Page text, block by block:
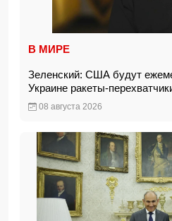
В МИРЕ
Зеленский: США будут
Украине ракеты-
08 августа 2026